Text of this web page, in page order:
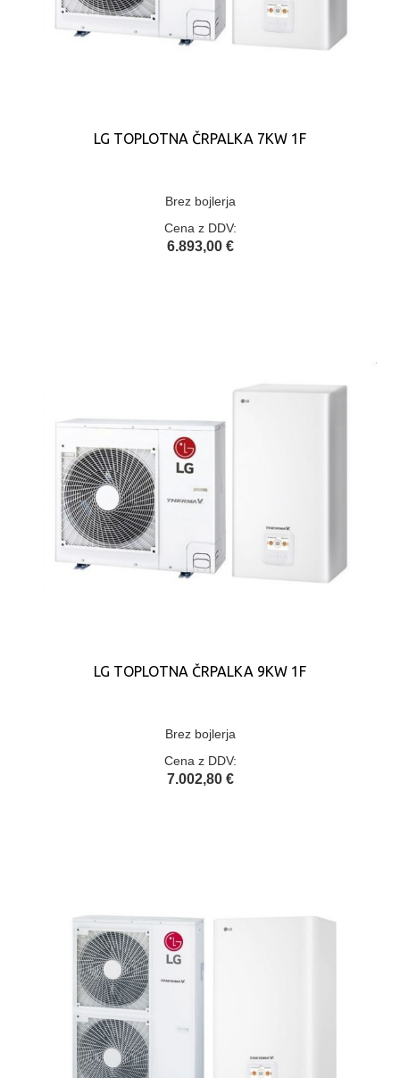
LG TOPLOTNA ČRPALKA 7KW 1F
Brez bojlerja
Cena z DDV:
6.893,00 €
LG TOPLOTNA ČRPALKA 9KW 1F
Brez bojlerja
Cena z DDV:
7.002,80 €